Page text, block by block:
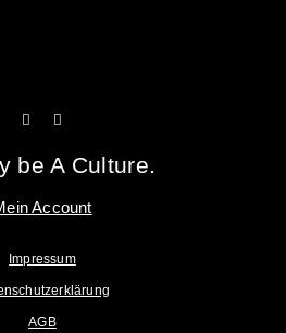
be A Culture.
Account
Impressum
AGB